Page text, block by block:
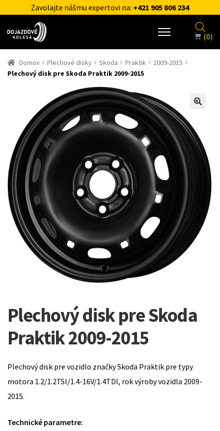
Zavolajte nášmu expertovi na: +421 905 806 234
(0)
Domov Plechové disky Skoda Praktik
2009-2015
Plechový disk pre Skoda Praktik 2009-2015
Plechový disk pre Skoda
Praktik 2009-2015
Plechový disk pre vozidlo značky Skoda Praktik pre typy
motora 1.2/1.2TSI/1.4-16V/1.4TDI, rok výroby vozidla 2009-
2015.
Technické parametre: